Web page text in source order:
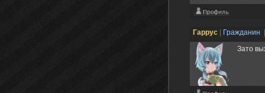
Гаррус Гражданин
Зато